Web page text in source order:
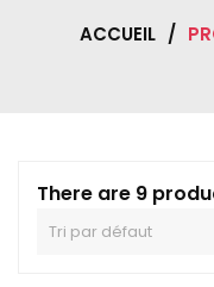
ACCUEIL /
There are 9